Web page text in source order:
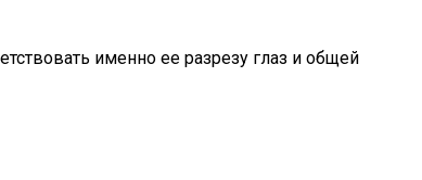
именно ее разрезу глаз и общей